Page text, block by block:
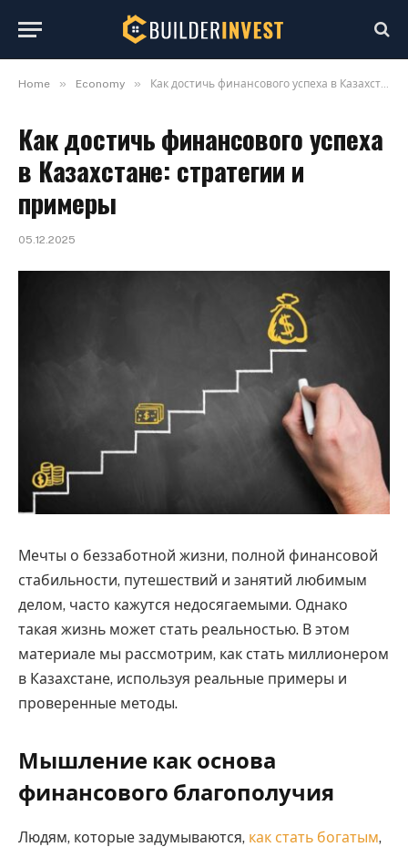
Home » Economy » Как достичь финансового успеха в Казахстане: стратегии и примеры
Как достичь финансового успеха
в Казахстане: стратегии и
примеры
05.12.2025
Мечты о беззаботной жизни, полной финансовой
стабильности, путешествий и занятий любимым
делом, часто кажутся недосягаемыми. Однако
такая жизнь может стать реальностью. В этом
материале мы рассмотрим, как стать миллионером
в Казахстане, используя реальные примеры и
проверенные методы.
Мышление как основа
финансового благополучия
Людям, которые задумываются, как стать богатым,